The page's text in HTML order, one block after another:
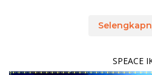
SPEACE IKLAN